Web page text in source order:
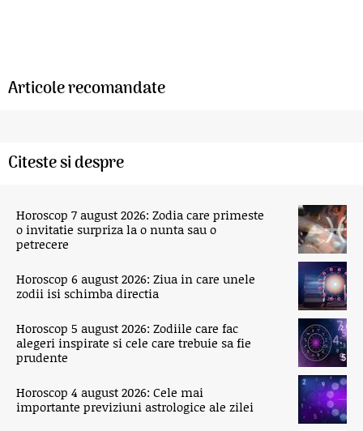
Articole recomandate
Citeste si despre
Horoscop 7 august 2026: Zodia care primeste
o invitatie surpriza la o nunta sau o
petrecere
Horoscop 6 august 2026: Ziua in care unele
zodii isi schimba directia
Horoscop 5 august 2026: Zodiile care fac
alegeri inspirate si cele care trebuie sa fie
prudente
Horoscop 4 august 2026: Cele mai
importante previziuni astrologice ale zilei